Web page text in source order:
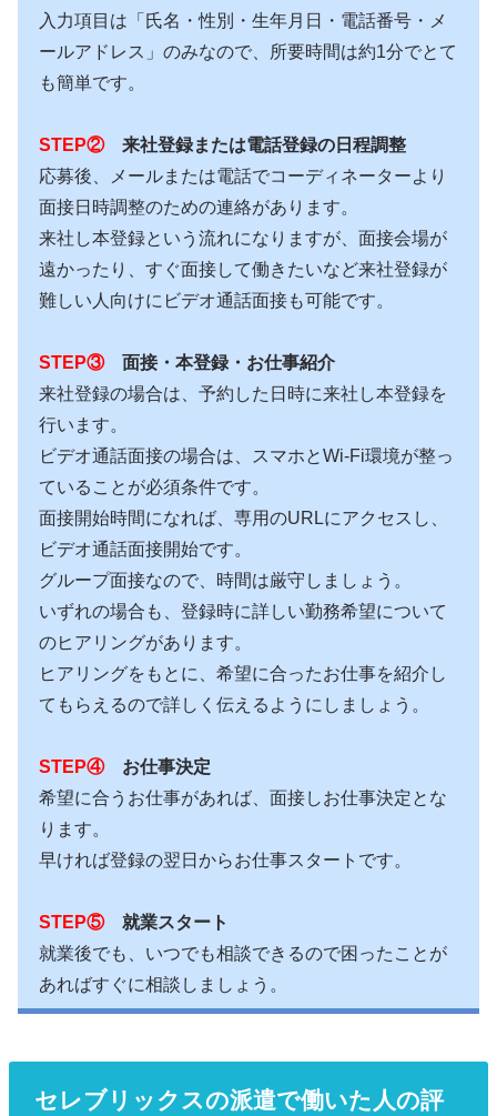
入力項目は「氏名・性別・生年月日・電話番号・メ
ールアドレス」のみなので、所要時間は約1分でとて
も簡単です。
STEP②来社登録または電話登録の日程調整
応募後、メールまたは電話でコーディネーターより
面接日時調整のための連絡があります。
来社し本登録という流れになりますが、面接会場が
遠かったり、すぐ面接して働きたいなど来社登録が
難しい人向けにビデオ通話面接も可能です。
STEP③面接・本登録・お仕事紹介
来社登録の場合は、予約した日時に来社し本登録を
行います。
ビデオ通話面接の場合は、スマホとWi-Fi環境が整っ
ていることが必須条件です。
面接開始時間になれば、専用のURLにアクセスし、
ビデオ通話面接開始です。
グループ面接なので、時間は厳守しましょう。
いずれの場合も、登録時に詳しい勤務希望について
のヒアリングがあります。
ヒアリングをもとに、希望に合ったお仕事を紹介し
てもらえるので詳しく伝えるようにしましょう。
STEP④お仕事決定
希望に合うお仕事があれば、面接しお仕事決定とな
ります。
早ければ登録の翌日からお仕事スタートです。
STEP⑤就業スタート
就業後でも、いつでも相談できるので困ったことが
あればすぐに相談しましょう。
セレブリックスの派遣で働いた人の評